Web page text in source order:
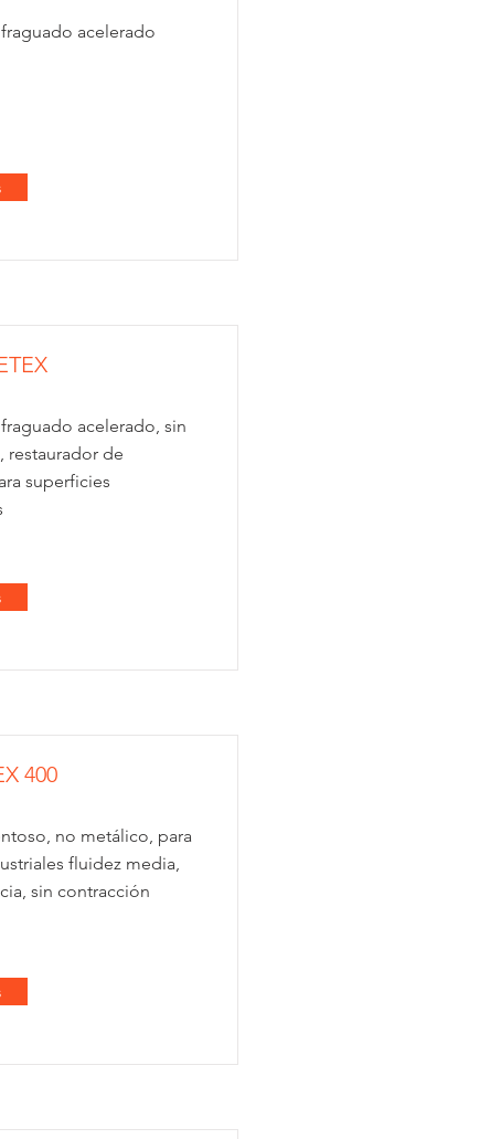
acelerado
acelerado, sin
restaurador de
superficies
400
no metálico, para
fluidez media,
sin contracción